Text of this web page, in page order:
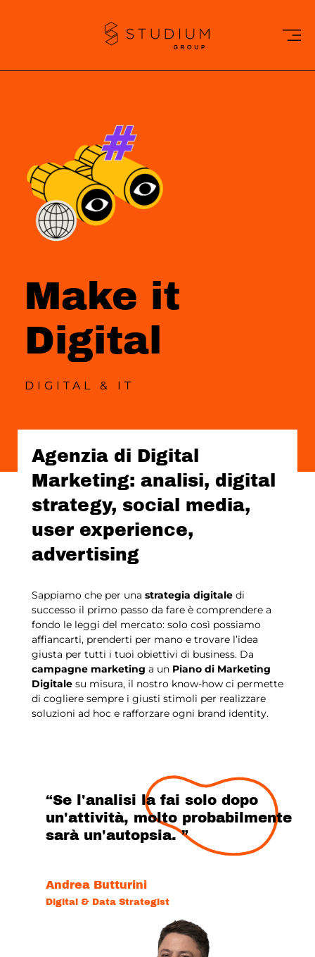
Make it
Digital
DIGITAL & IT
Agenzia di Digital
Marketing: analisi, digital
strategy, social media,
user experience,
advertising
Sappiamo che per una strategia digitale di
successo il primo passo da fare è comprendere a
fondo le leggi del mercato: solo così possiamo
affiancarti, prenderti per mano e trovare l’idea
giusta per tutti i tuoi obiettivi di business. Da
campagne marketing a un Piano di Marketing
Digitale su misura, il nostro know-how ci permette
di cogliere sempre i giusti stimoli per realizzare
soluzioni ad hoc e rafforzare ogni brand identity.
“Se l'analisi la fai solo dopo
un'attività, molto probabilmente
sarà un'autopsia. ”
Andrea Butturini
Digital & Data Strategist